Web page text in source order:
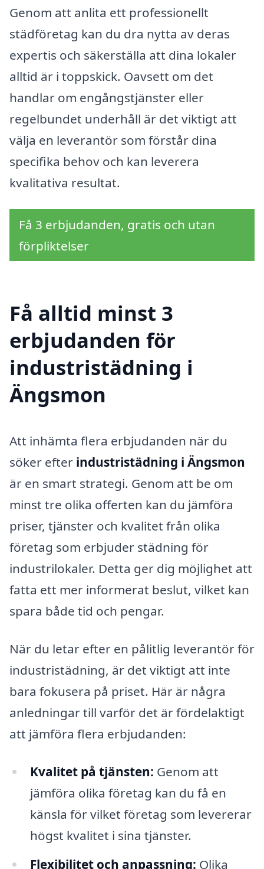
Genom att anlita ett professionellt
städföretag kan du dra nytta av deras
expertis och säkerställa att dina lokaler
alltid är i toppskick. Oavsett om det
handlar om engångstjänster eller
regelbundet underhåll är det viktigt att
välja en leverantör som förstår dina
specifika behov och kan leverera
kvalitativa resultat.
Få 3 erbjudanden, gratis och utan
förpliktelser
Få alltid minst 3
erbjudanden för
industristädning i
Ängsmon
Att inhämta flera erbjudanden när du
söker efter industristädning i Ängsmon
är en smart strategi. Genom att be om
minst tre olika offerten kan du jämföra
priser, tjänster och kvalitet från olika
företag som erbjuder städning för
industrilokaler. Detta ger dig möjlighet att
fatta ett mer informerat beslut, vilket kan
spara både tid och pengar.
När du letar efter en pålitlig leverantör för
industristädning, är det viktigt att inte
bara fokusera på priset. Här är några
anledningar till varför det är fördelaktigt
att jämföra flera erbjudanden:
Kvalitet på tjänsten: Genom att
jämföra olika företag kan du få en
känsla för vilket företag som levererar
högst kvalitet i sina tjänster.
Flexibilitet och anpassning: Olika